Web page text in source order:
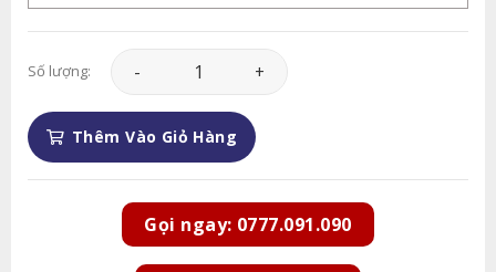
Số lượng: Hoa Chia Buồn - Tưởng Nhớ - CB085 số lượng
Thêm Vào Giỏ Hàng
Gọi ngay: 0777.091.090